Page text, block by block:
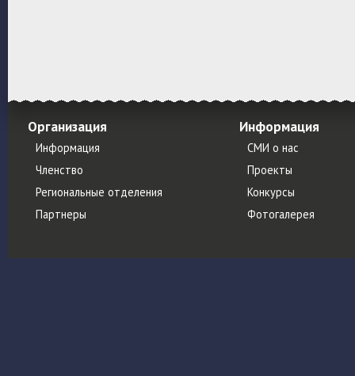
Организация
Информация
Членство
Региональные отделения
Партнеры
Информация
СМИ о нас
Проекты
Конкурсы
Фотогалерея